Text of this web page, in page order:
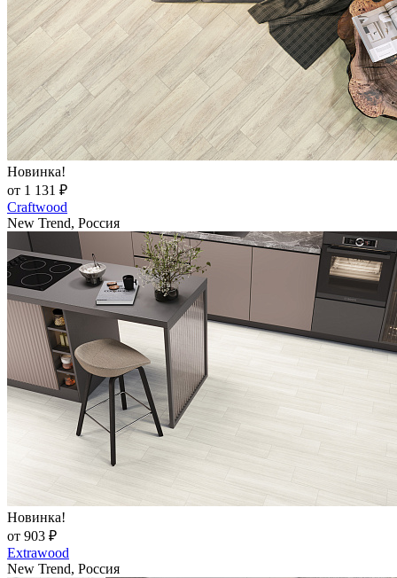
Новинка!
от 1 131 ₽
Craftwood
New Trend, Россия
Новинка!
от 903 ₽
Extrawood
New Trend, Россия